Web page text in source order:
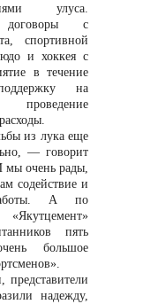
улуса.
договоры с
спортивной
и хоккея с
в течение
на
проведение
из лука еще
— говорит
очень рады,
содействие и
А по
пять
большое
представители
надежду,